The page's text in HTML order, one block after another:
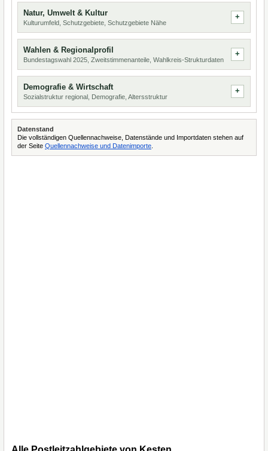
Natur, Umwelt & Kultur
Kulturumfeld, Schutzgebiete, Schutzgebiete Nähe
Wahlen & Regionalprofil
Bundestagswahl 2025, Zweitstimmenanteile, Wahlkreis-Strukturdaten
Demografie & Wirtschaft
Sozialstruktur regional, Demografie, Altersstruktur
Datenstand
Die vollständigen Quellennachweise, Datenstände und Importdaten stehen auf
der Seite Quellennachweise und Datenimporte